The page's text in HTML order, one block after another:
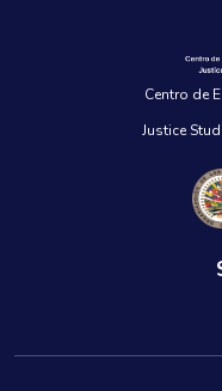
Centro de
Justice